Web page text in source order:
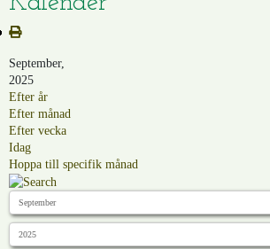
September,
2025
Efter år
Efter månad
Efter vecka
Idag
Hoppa till specifik månad